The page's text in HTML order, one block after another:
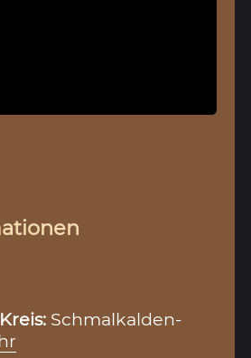
Kreis: Schmalkalden-